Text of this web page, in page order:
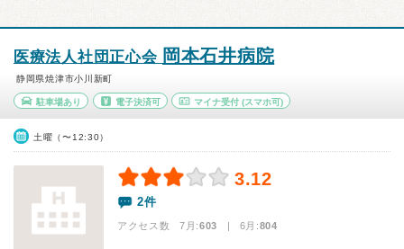
医療法人社団正心会 岡本石井病院
静岡県焼津市小川新町
駐車場あり 電子決済可 マイナ受付 (スマホ可)
土曜（〜12:30）
3.12
2件
アクセス数 7月:603 | 6月:804